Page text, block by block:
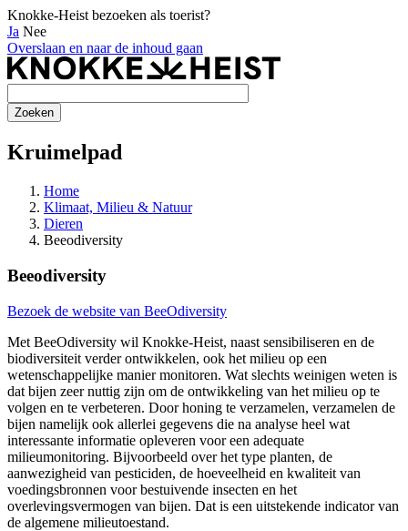
Knokke-Heist bezoeken als toerist?
Ja Nee
Overslaan en naar de inhoud gaan
Kruimelpad
Home
Klimaat, Milieu & Natuur
Dieren
Beeodiversity
Beeodiversity
Bezoek de website van BeeOdiversity
Met BeeOdiversity wil Knokke-Heist, naast sensibiliseren en de
biodiversiteit verder ontwikkelen, ook het milieu op een
wetenschappelijke manier monitoren. Wat slechts weinigen weten is
dat bijen zeer nuttig zijn om de ontwikkeling van het milieu op te
volgen en te verbeteren. Door honing te verzamelen, verzamelen de
bijen namelijk ook allerlei gegevens die na analyse heel wat
interessante informatie opleveren voor een adequate
milieumonitoring. Bijvoorbeeld over het type planten, de
aanwezigheid van pesticiden, de hoeveelheid en kwaliteit van
voedingsbronnen voor bestuivende insecten en het
overlevingsvermogen van bijen. Dat is een uitstekende indicator van
de algemene milieutoestand.